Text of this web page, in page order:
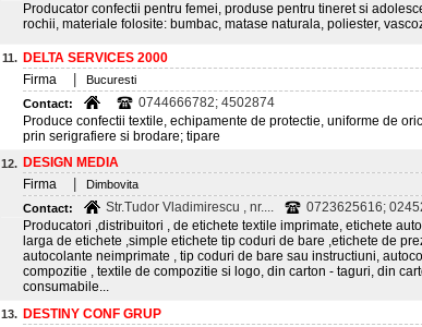
Producator confectii pentru femei, produse pentru tineret si
rochii, materiale folosite: bumbac, matase naturala, poliester,
11. DELTA SERVICES 2000
Firma
Bucuresti
Contact:
0744666782; 4502874
Produce confectii textile, echipamente de protectie, uniforme de
prin serigrafiere si brodare; tipare
12. DESIGN MEDIA
Firma
Dimbovita
Contact:
Str.Tudor Vladimirescu , nr....
0723625616;
Producatori ,distribuitori , de etichete textile imprimate, etichete
larga de etichete ,simple etichete tip coduri de bare ,etichete de
autocolante neimprimate , tip coduri de bare sau instructiuni,
compozitie , textile de compozitie si logo, din carton - taguri, din
consumabile...
13. DESTINY CONF GRUP